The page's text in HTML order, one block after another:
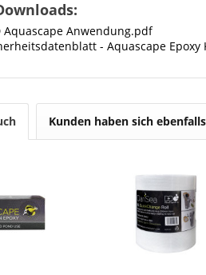
Aquascape Anwendung.pdf
- Aquascape
Kunden haben sich